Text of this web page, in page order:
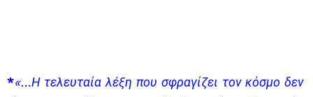
*«…Η τελευταία λέξη που σφραγίζει τον κόσμο δεν